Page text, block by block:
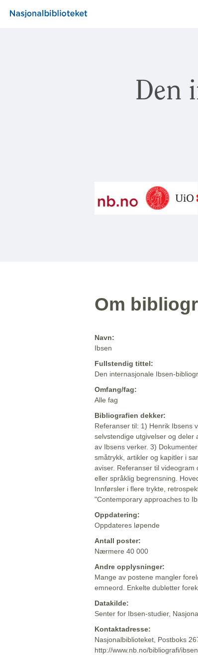
Den
Om
Navn:
Ibsen
Fullstendig tittel:
Den internasjonale Ibsen-
Omfang/fag:
Alle fag
Bibliografien dekker:
Referanser til: 1) Henrik Ibsens
selvstendige utgivelser og deler
av Ibsens verker. 3)
småtrykk, artikler og kapitler i
aviser. Referanser til
eller språklig begrensning.
Innførsler i flere trykte,
"Contemporary approaches to
Oppdatering:
Oppdateres løpende
Antall poster:
Nærmere 40 000
Andre opplysninger:
Mange av postene mangler
emneord. Enkelte dubletter
Datakilde:
Senter for Ibsen-studier,
Kontaktadresse:
Nasjonalbiblioteket, Postboks
http://www.nb.no/bibliografi/